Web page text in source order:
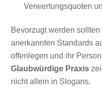
Verwertungsquoten
Bevorzugt werden
anerkannten Standards
offenlegen und ihr
Glaubwürdige Praxis
nicht allein in Slogans.